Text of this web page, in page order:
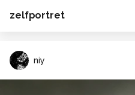
zelfportret
niy